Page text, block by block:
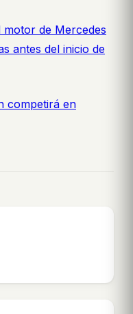
motor de Mercedes
antes del inicio de
competirá en